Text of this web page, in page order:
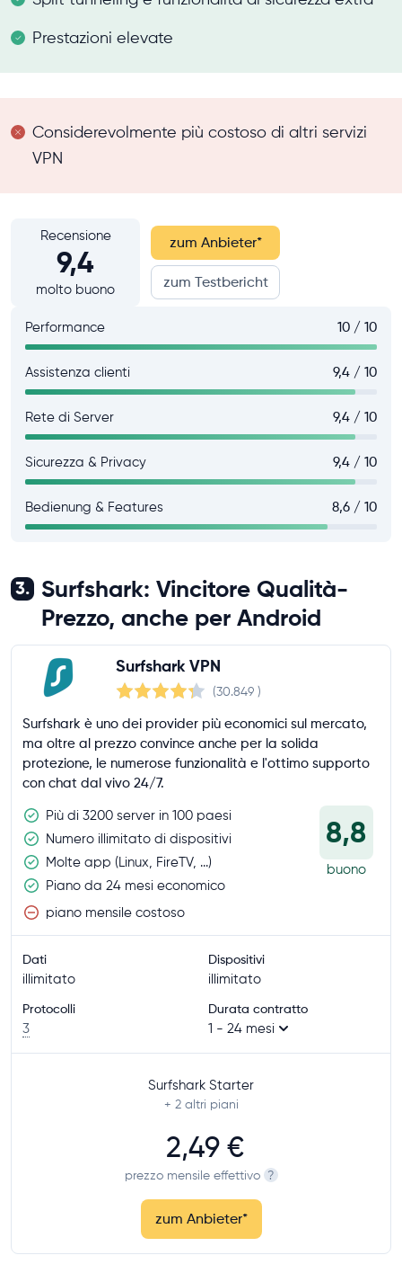
Prestazioni elevate
Considerevolmente più costoso di altri servizi
VPN
Recensione
9,4
molto buono
zum Anbieter*
zum Testbericht
Performance 10 / 10
Assistenza clienti 9,4 / 10
Rete di Server 9,4 / 10
Sicurezza & Privacy 9,4 / 10
Bedienung & Features 8,6 / 10
3.
Surfshark: Vincitore Qualità-
Prezzo, anche per Android
Surfshark VPN
(30.849 )
Surfshark è uno dei provider più economici sul mercato,
ma oltre al prezzo convince anche per la solida
protezione, le numerose funzionalità e l'ottimo supporto
con chat dal vivo 24/7.
Più di 3200 server in 100 paesi
Numero illimitato di dispositivi
Molte app (Linux, FireTV, ...)
Piano da 24 mesi economico
piano mensile costoso
8,8
buono
Dati
illimitato
Dispositivi
illimitato
Protocolli
3
Durata contratto
1 - 24 mesi
Surfshark Starter
+ 2 altri piani
2,49 €
prezzo mensile effettivo ?
zum Anbieter*